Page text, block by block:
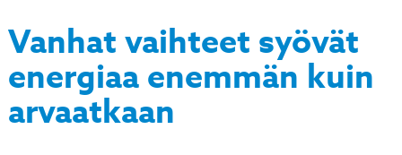
Vanhat vaihteet syövät
energiaa enemmän kuin
arvaatkaan